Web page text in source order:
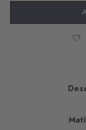
Ces chaussettes pour